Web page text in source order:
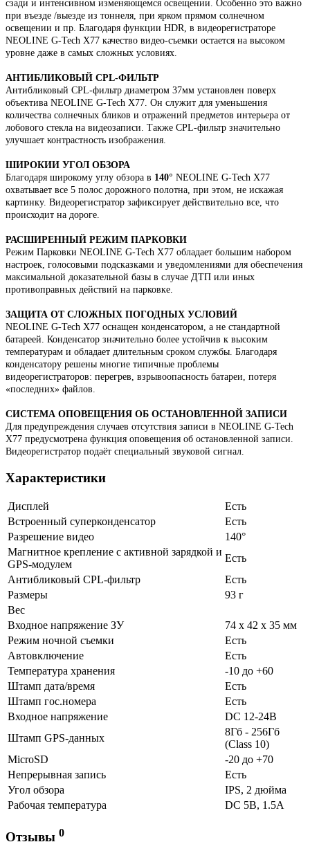
сзади и интенсивном изменяющемся освещении. Особенно это важно
при въезде /выезде из тоннеля, при ярком прямом солнечном
освещении и пр. Благодаря функции HDR, в видеорегистраторе
NEOLINE G-Tech X77 качество видео-съемки остается на высоком
уровне даже в самых сложных условиях.
АНТИБЛИКОВЫЙ CPL-ФИЛЬТР
Антибликовый CPL-фильтр диаметром 37мм установлен поверх
объектива NEOLINE G-Tech X77. Он служит для уменьшения
количества солнечных бликов и отражений предметов интерьера от
лобового стекла на видеозаписи. Также CPL-фильтр значительно
улучшает контрастность изображения.
ШИРОКИИ УГОЛ ОБЗОРА
Благодаря широкому углу обзора в 140° NEOLINE G-Tech X77
охватывает все 5 полос дорожного полотна, при этом, не искажая
картинку. Видеорегистратор зафиксирует действительно все, что
происходит на дороге.
РАСШИРЕННЫЙ РЕЖИМ ПАРКОВКИ
Режим Парковки NEOLINE G-Tech X77 обладает большим набором
настроек, голосовыми подсказками и уведомлениями для обеспечения
максимальной доказательной базы в случае ДТП или иных
противоправных действий на парковке.
ЗАЩИТА ОТ СЛОЖНЫХ ПОГОДНЫХ УСЛОВИЙ
NEOLINE G-Tech X77 оснащен конденсатором, а не стандартной
батареей. Конденсатор значительно более устойчив к высоким
температурам и обладает длительным сроком службы. Благодаря
конденсатору решены многие типичные проблемы
видеорегистраторов: перегрев, взрывоопасность батареи, потеря
«последних» файлов.
СИСТЕМА ОПОВЕЩЕНИЯ ОБ ОСТАНОВЛЕННОЙ ЗАПИСИ
Для предупреждения случаев отсутствия записи в NEOLINE G-Tech
X77 предусмотрена функция оповещения об остановленной записи.
Видеорегистратор подаёт специальный звуковой сигнал.
Характеристики
Дисплей
Есть
Встроенный суперконденсатор
Есть
Разрешение видео
140°
Магнитное крепление с активной зарядкой и
GPS-модулем
Есть
Антибликовый CPL-фильтр
Есть
Размеры
93 г
Вес
Входное напряжение ЗУ
74 x 42 x 35 мм
Режим ночной съемки
Есть
Автовключение
Есть
Температура хранения
-10 до +60
Штамп дата/время
Есть
Штамп гос.номера
Есть
Входное напряжение
DC 12-24В
Штамп GPS-данных
8Гб - 256Гб
(Class 10)
MicroSD
-20 до +70
Непрерывная запись
Есть
Угол обзора
IPS, 2 дюйма
Рабочая температура
DC 5В, 1.5А
Отзывы 0